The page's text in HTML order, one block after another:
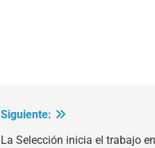
Siguiente:
La Selección inicia el trabajo